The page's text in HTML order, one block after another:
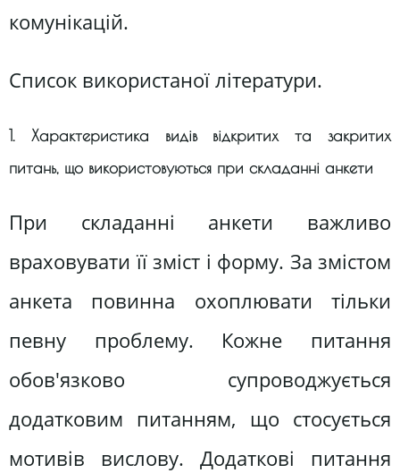
комунікацій.
Список використаної літератури.
1. Характеристика видів відкритих та закритих
питань, що використовуються при складанні анкети
При складанні анкети важливо
враховувати її зміст і форму. За змістом
анкета повинна охоплювати тільки
певну проблему. Кожне питання
обов'язково супроводжується
додатковим питанням, що стосується
мотивів вислову. Додаткові питання